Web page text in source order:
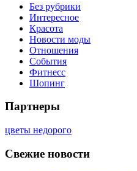
Без рубрики
Интересное
Красота
Новости моды
Отношения
События
Фитнесс
Шопинг
Партнеры
цветы недорого
Свежие новости